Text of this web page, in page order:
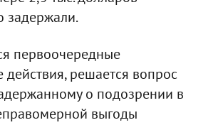
задержали.
первоочередные
действия, решается вопрос
о подозрении в
выгоды